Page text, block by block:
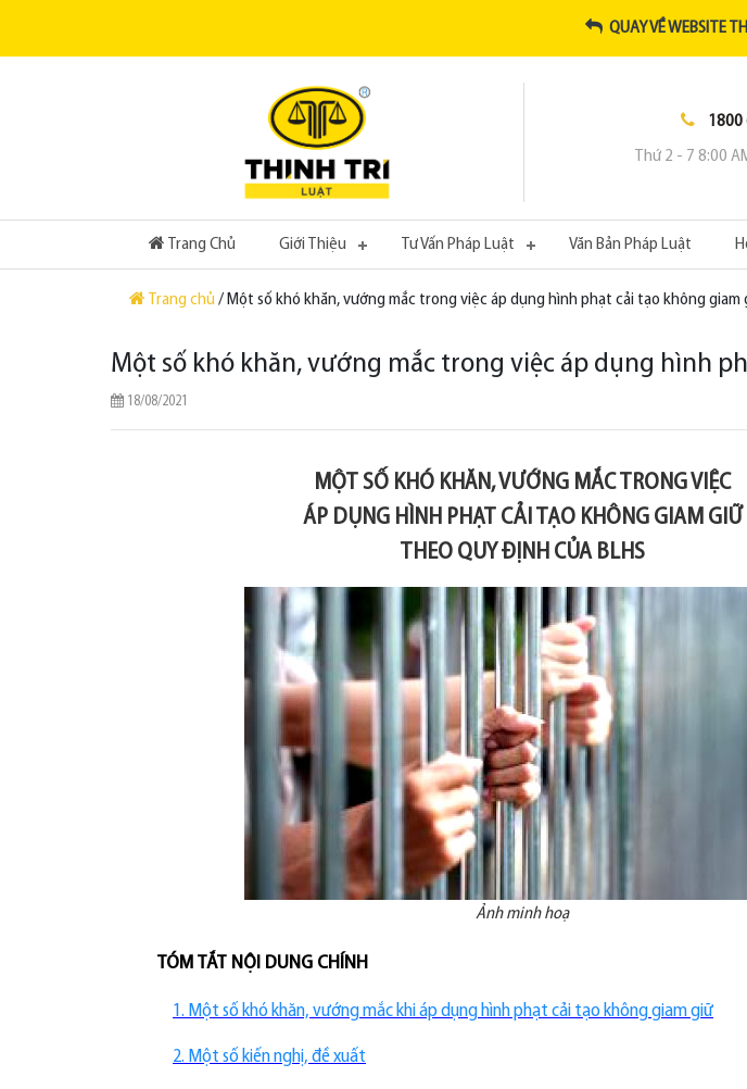
QUAY VỀ WEBSITE
1800
Thứ 2 - 7 8:00
Trang Chủ (current)Giới Thiệu Tư Vấn Pháp Luật Văn Bản Pháp Luật
Trang chủ / Một số khó khăn, vướng mắc trong việc áp dụng hình phạt cải tạo không giam
Một số khó khăn, vướng mắc trong việc áp dụng hình
18/08/2021
MỘT SỐ KHÓ KHĂN, VƯỚNG MẮC TRONG VIỆC
ÁP DỤNG HÌNH PHẠT CẢI TẠO KHÔNG GIAM GIỮ
THEO QUY ĐỊNH CỦA BLHS
Ảnh minh hoạ
TÓM TẮT NỘI DUNG CHÍNH
1. Một số khó khăn, vướng mắc khi áp dụng hình phạt cải tạo không giam giữ
2. Một số kiến nghị, đề xuất